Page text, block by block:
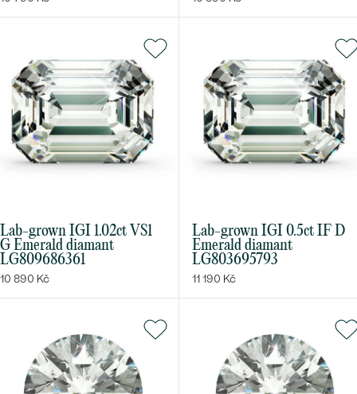
Lab-grown IGI 1.02ct VS1
G Emerald diamant
LG809686361
10 890 Kč
Lab-grown IGI 0.5ct IF D
Emerald diamant
LG803695793
11 190 Kč